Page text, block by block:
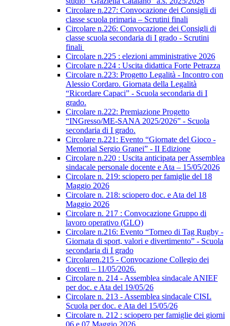
Circolare n.227: Convocazione dei Consigli di
classe scuola primaria – Scrutini finali
Circolare n.226: Convocazione dei Consigli di
classe scuola secondaria di I grado - Scrutini
finali
Circolare n.225 : elezioni amministrative 2026
Circolare n.224 : Uscita didattica Forte Petrazza
Circolare n.223: Progetto Legalità - Incontro con
Alessio Cordaro. Giornata della Legalità
“Ricordare Capaci” - Scuola secondaria di I
grado.
Circolare n.222: Premiazione Progetto
“INGresso/ME-SANA 2025/2026” - Scuola
secondaria di I grado.
Circolare n.221: Evento “Giornate del Gioco -
Memorial Sergio Granei” - II Edizione
Circolare n.220 : Uscita anticipata per Assemblea
sindacale personale docente e Ata – 15/05/2026
Circolare n. 219: sciopero per famiglie del 18
Maggio 2026
Circolare n. 218: sciopero doc. e Ata del 18
Maggio 2026
Circolare n. 217 : Convocazione Gruppo di
lavoro operativo (GLO)
Circolare n.216: Evento “Torneo di Tag Rugby -
Giornata di sport, valori e divertimento” - Scuola
secondaria di I grado
Circolaren.215 - Convocazione Collegio dei
docenti – 11/05/2026.
Circolare n. 214 - Assemblea sindacale ANIEF
per doc. e Ata del 19/05/26
Circolare n. 213 - Assemblea sindacale CISL
Scuola per doc. e Ata del 15/05/26
Circolare n. 212 : sciopero per famiglie dei giorni